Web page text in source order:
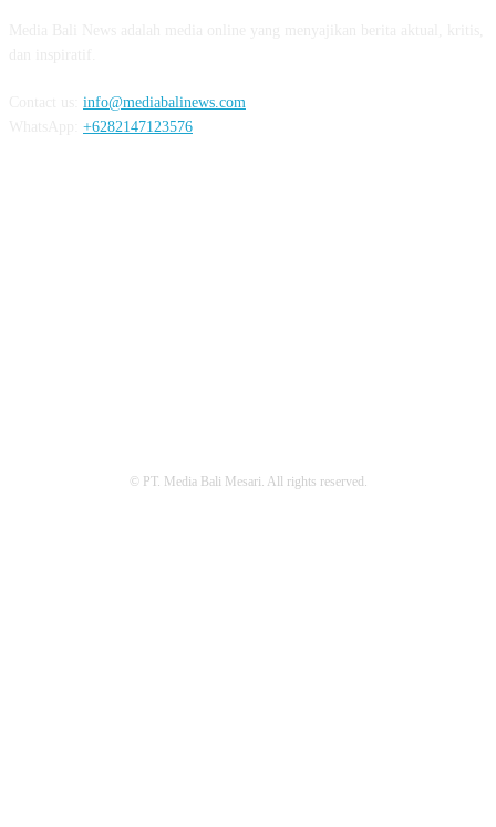
info@mediabalinews.com
+6282147123576
© PT. Media Bali Mesari. All rights reserved.